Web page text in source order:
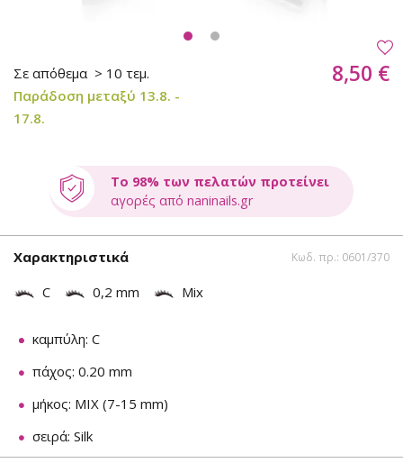
Σε απόθεμα > 10 τεμ.
Παράδοση μεταξύ 13.8. -
17.8.
8,50 €
Το 98% των πελατών προτείνει
αγορές από naninails.gr
Χαρακτηριστικά Κωδ. πρ.: 0601/370
C 0,2 mm Mix
καμπύλη: C
πάχος: 0.20 mm
μήκος: MIX (7-15 mm)
σειρά: Silk